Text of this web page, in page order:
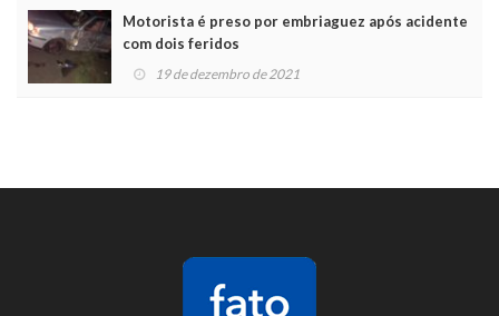
Motorista é preso por embriaguez após acidente
com dois feridos
19 de dezembro de 2021